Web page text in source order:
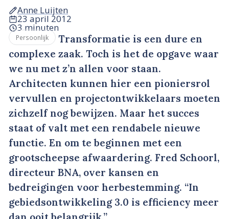
Anne Luijten
23 april 2012
3 minuten
Persoonlijk
Transformatie is een dure en
complexe zaak. Toch is het de opgave waar
we nu met z’n allen voor staan.
Architecten kunnen hier een pioniersrol
vervullen en projectontwikkelaars moeten
zichzelf nog bewijzen. Maar het succes
staat of valt met een rendabele nieuwe
functie. En om te beginnen met een
grootscheepse afwaardering. Fred Schoorl,
directeur BNA, over kansen en
bedreigingen voor herbestemming. “In
gebiedsontwikkeling 3.0 is efficiency meer